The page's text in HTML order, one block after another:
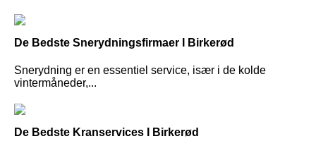
De Bedste Snerydningsfirmaer I Birkerød
Snerydning er en essentiel service, især i de kolde
vintermåneder,...
De Bedste Kranservices I Birkerød